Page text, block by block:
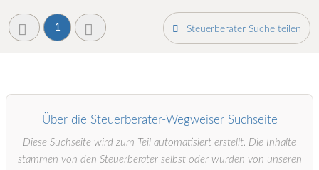
1 Steuerberater Suche teilen
Über die Steuerberater-Wegweiser Suchseite
Diese Suchseite wird zum Teil automatisiert erstellt. Die Inhalte
stammen von den Steuerberater selbst oder wurden von unseren